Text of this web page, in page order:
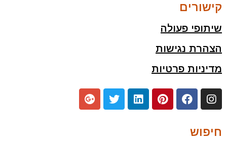
קישורים
שיתופי פעולה
הצהרת נגישות
מדיניות פרטיות
חיפוש